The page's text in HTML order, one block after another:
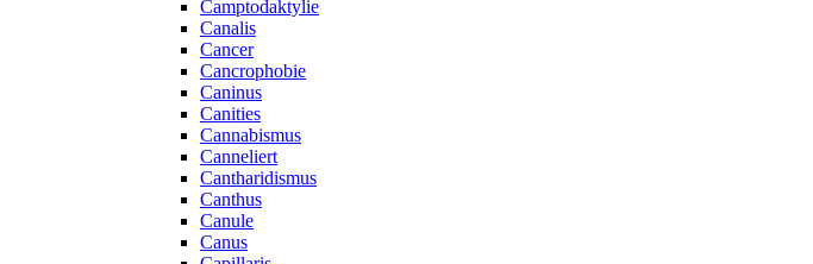
Camptodaktylie
Canalis
Cancer
Cancrophobie
Caninus
Canities
Cannabismus
Canneliert
Cantharidismus
Canthus
Canule
Canus